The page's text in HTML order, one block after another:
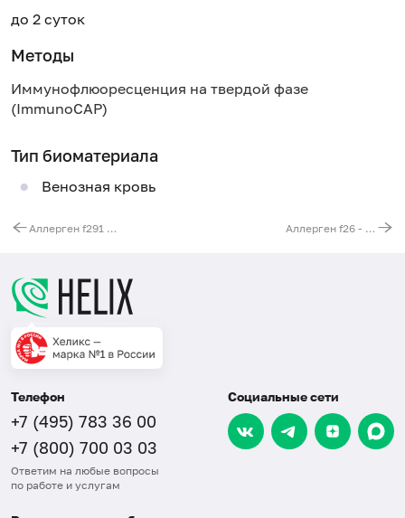
до 2 суток
Методы
Иммунофлюоресценция на твердой фазе
(ImmunoCAP)
Тип биоматериала
Венозная кровь
Аллерген f291 - цветная капуста, IgE (ImmunoCAP) Аллерген f26 - свинина, IgE (ImmunoCAP)
Телефон
+7 (495) 783 36 00
+7 (800) 700 03 03
Ответим на любые вопросы
по работе и услугам
Социальные сети